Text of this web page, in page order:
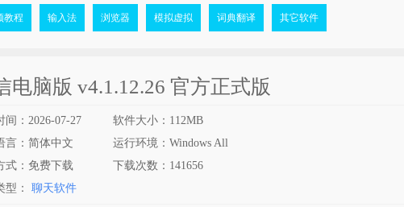
教程 输入法 浏览器 模拟虚拟 词典翻译 其它软件
电脑版 v4.1.12.26 官方正式版
间：2026-07-27
软件大小：112MB
言：简体中文
运行环境：Windows All
式：免费下载
下载次数： 141656
型： 聊天软件